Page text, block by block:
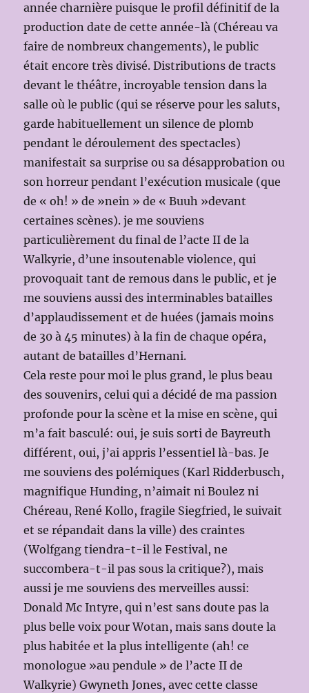
année charnière puisque le profil définitif de la
production date de cette année-là (Chéreau va
faire de nombreux changements), le public
était encore très divisé. Distributions de tracts
devant le théâtre, incroyable tension dans la
salle où le public (qui se réserve pour les saluts,
garde habituellement un silence de plomb
pendant le déroulement des spectacles)
manifestait sa surprise ou sa désapprobation ou
son horreur pendant l’exécution musicale (que
de « oh! » de »nein » de « Buuh »devant
certaines scènes). je me souviens
particulièrement du final de l’acte II de la
Walkyrie, d’une insoutenable violence, qui
provoquait tant de remous dans le public, et je
me souviens aussi des interminables batailles
d’applaudissement et de huées (jamais moins
de 30 à 45 minutes) à la fin de chaque opéra,
autant de batailles d’Hernani.
Cela reste pour moi le plus grand, le plus beau
des souvenirs, celui qui a décidé de ma passion
profonde pour la scène et la mise en scène, qui
m’a fait basculé: oui, je suis sorti de Bayreuth
différent, oui, j’ai appris l’essentiel là-bas. Je
me souviens des polémiques (Karl Ridderbusch,
magnifique Hunding, n’aimait ni Boulez ni
Chéreau, René Kollo, fragile Siegfried, le suivait
et se répandait dans la ville) des craintes
(Wolfgang tiendra-t-il le Festival, ne
succombera-t-il pas sous la critique?), mais
aussi je me souviens des merveilles aussi:
Donald Mc Intyre, qui n’est sans doute pas la
plus belle voix pour Wotan, mais sans doute la
plus habitée et la plus intelligente (ah! ce
monologue »au pendule » de l’acte II de
Walkyrie) Gwyneth Jones, avec cette classe